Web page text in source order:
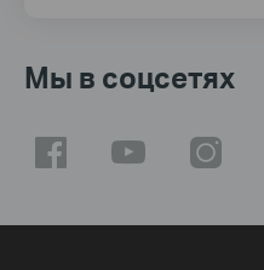
Мы в соцсетях